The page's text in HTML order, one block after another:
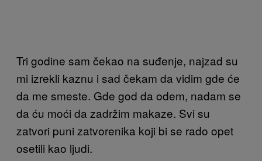
Tri godine sam čekao na suđenje, najzad su
mi izrekli kaznu i sad čekam da vidim gde će
da me smeste. Gde god da odem, nadam se
da ću moći da zadržim makaze. Svi su
zatvori puni zatvorenika koji bi se rado opet
osetili kao ljudi.